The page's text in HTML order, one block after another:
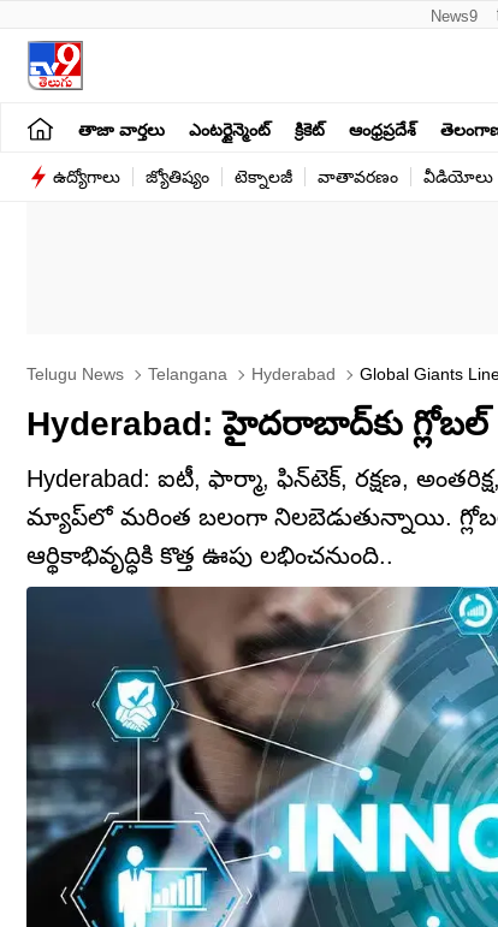
News9
తాజా వార్తలు ఎంటర్టైన్మెంట్ క్రికెట్ ఆంధ్రప్రదేశ్
ఉద్యోగాలు జ్యోతిష్యం టెక్నాలజీ వాతావరణం వీడియోలు
Telugu News Telangana Hyderabad Global Giants
Hyderabad: హైదరాబాద్‌కు గ్లోబల్
Hyderabad: ఐటీ, ఫార్మా, ఫిన్‌టెక్, రక్షణ,
మ్యాప్‌లో మరింత బలంగా నిలబెడుతున్నాయి.
ఆర్థికాభివృద్ధికి కొత్త ఊపు లభించనుంది..